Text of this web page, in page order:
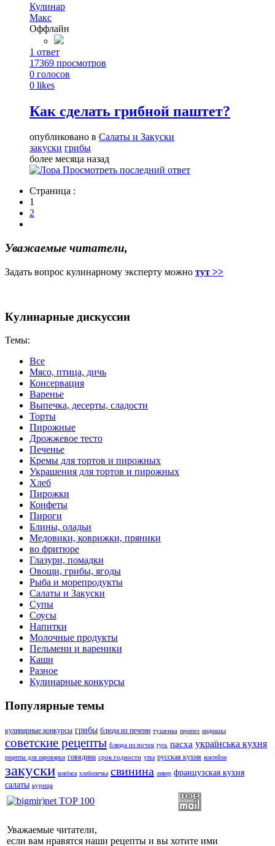
Кулинар
Макс
Оффлайн
1 ответ
17369 просмотров
0 голосов
0 likes
Как сделать грибной паштет?
опубликовано в Салаты и Закуски
закуски грибы
более месяца назад
Просмотреть последний ответ
Страница :
1
2
Уважаемые читатели,
Задать вопрос кулинарному эксперту можно тут >>
Кулинарные дискуссии
Темы:
Все
Мясо, птица, дичь
Консервация
Варенье
Выпечка, десерты, сладости
Торты
Пирожные
Дрожжевое тесто
Печенье
Кремы для тортов и пирожных
Украшения для тортов и пирожных
Хлеб
Пирожки
Конфеты
Пироги
Блины, оладьи
Медовики, коврижки, пряники
во фритюре
Глазури, помадки
Овощи, грибы, ягоды
Рыба и морепродукты
Салаты и Закуски
Супы
Соусы
Напитки
Молочные продукты
Пельмени и вареники
Каши
Разное
Кулинарные конкурсы
Популярные темы
кулинарные конкурсы грибы блюда из печени тушенка перепел индюшка
советские рецепты блюда из почек гусь пасха українська кухня
рецепты для пароварки говядина срок годности утка русская кухня коктейли
закуски ковбаса хлебопечка свинина ливер французская кухня
салаты курица
Уважаемые читатели,
если вам нравятся наши рецепты и вы хотите ими